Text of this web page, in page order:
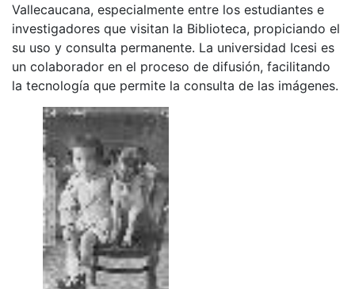
Vallecaucana, especialmente entre los estudiantes e
investigadores que visitan la Biblioteca, propiciando el
su uso y consulta permanente. La universidad Icesi es
un colaborador en el proceso de difusión, facilitando
la tecnología que permite la consulta de las imágenes.